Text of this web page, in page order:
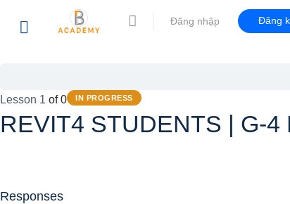
Đăng nhập Đăng
Lesson 1 of 0 IN PROGRESS
REVIT4 STUDENTS | G-
Responses